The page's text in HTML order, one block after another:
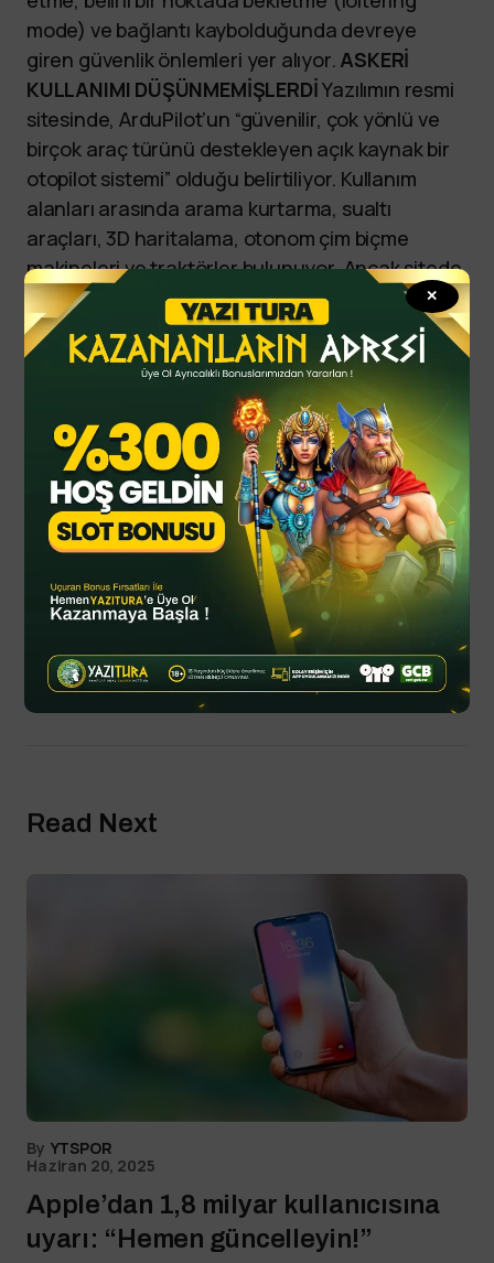
✕
mode) ve bağlantı kaybolduğunda devreye
giren güvenlik önlemleri yer alıyor. ASKERİ
KULLANIMI DÜŞÜNMEMİŞLERDİYazılımın resmi
sitesinde, ArduPilot’un “güvenilir, çok yönlü ve
birçok araç türünü destekleyen açık kaynak bir
otopilot sistemi” olduğu belirtiliyor. Kullanım
alanları arasında arama kurtarma, sualtı
araçları, 3D haritalama, otonom çim biçme
makineleri ve traktörler bulunuyor. Ancak sitede
yazılımın askeri amaçlarla kullanımı hakkında
herhangi bir bilgi yer almıyor. Yine de 2023 yılı
verilerine göre yazılım hemUkrayna’da hem de
Rusya’da yaygın olarak kullanılıyor.
yazitura yazituraonline
yazituraoyna
yazituraspor
YTSPOR
Spor Haberleri
Read Next
By YTSPOR
Haziran 20, 2025
Apple’dan 1,8 milyar kullanıcısına
uyarı: “Hemen güncelleyin!”